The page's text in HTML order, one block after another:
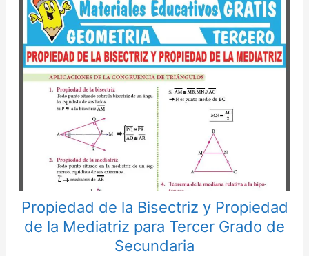
Propiedad de la Bisectriz y Propiedad
de la Mediatriz para Tercer Grado de
Secundaria